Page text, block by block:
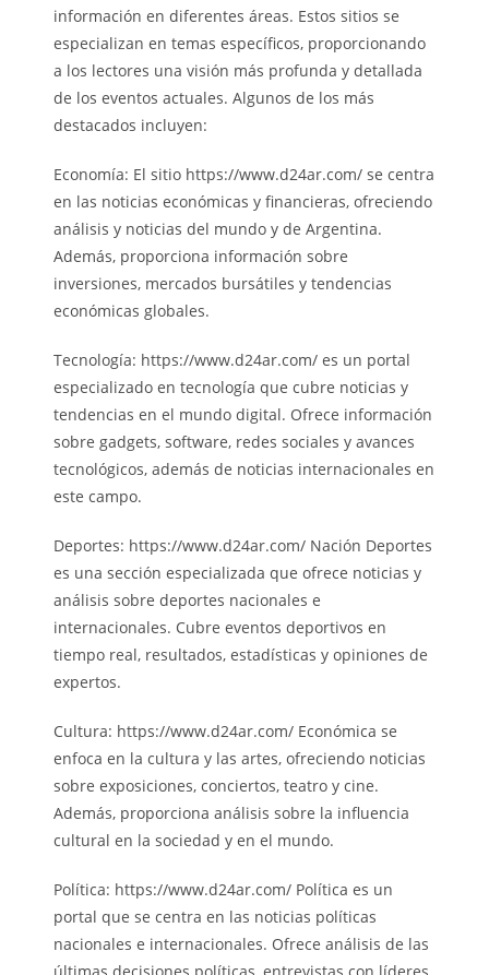
información en diferentes áreas. Estos sitios se
especializan en temas específicos, proporcionando
a los lectores una visión más profunda y detallada
de los eventos actuales. Algunos de los más
destacados incluyen:
Economía: El sitio https://www.d24ar.com/ se centra
en las noticias económicas y financieras, ofreciendo
análisis y noticias del mundo y de Argentina.
Además, proporciona información sobre
inversiones, mercados bursátiles y tendencias
económicas globales.
Tecnología: https://www.d24ar.com/ es un portal
especializado en tecnología que cubre noticias y
tendencias en el mundo digital. Ofrece información
sobre gadgets, software, redes sociales y avances
tecnológicos, además de noticias internacionales en
este campo.
Deportes: https://www.d24ar.com/ Nación Deportes
es una sección especializada que ofrece noticias y
análisis sobre deportes nacionales e
internacionales. Cubre eventos deportivos en
tiempo real, resultados, estadísticas y opiniones de
expertos.
Cultura: https://www.d24ar.com/ Económica se
enfoca en la cultura y las artes, ofreciendo noticias
sobre exposiciones, conciertos, teatro y cine.
Además, proporciona análisis sobre la influencia
cultural en la sociedad y en el mundo.
Política: https://www.d24ar.com/ Política es un
portal que se centra en las noticias políticas
nacionales e internacionales. Ofrece análisis de las